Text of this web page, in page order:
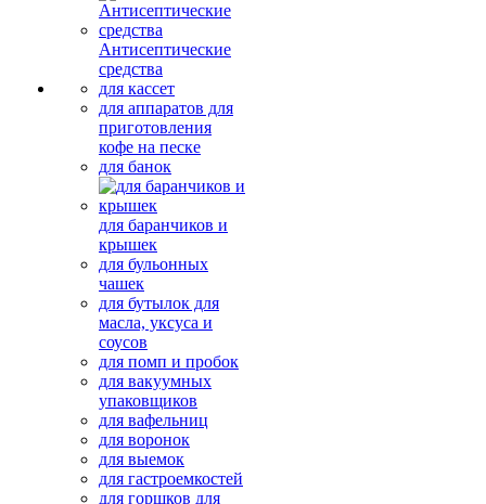
Антисептические
средства
для кассет
для аппаратов для
приготовления
кофе на песке
для банок
для баранчиков и
крышек
для бульонных
чашек
для бутылок для
масла, уксуса и
соусов
для помп и пробок
для вакуумных
упаковщиков
для вафельниц
для воронок
для выемок
для гастроемкостей
для горшков для